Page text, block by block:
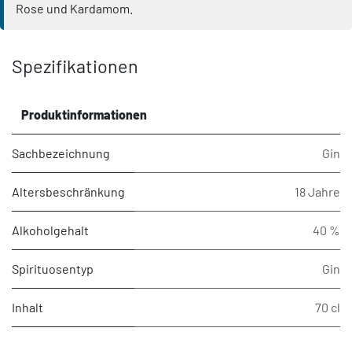
Rose und Kardamom.
Spezifikationen
Produktinformationen
Sachbezeichnung Gin
Altersbeschränkung 18 Jahre
Alkoholgehalt 40 %
Spirituosentyp Gin
Inhalt 70 cl